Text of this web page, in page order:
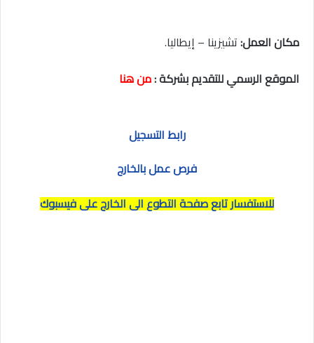
مكان العمل:تشيزينا – إيطاليا.
الموقع الرسمي للتقديم بشركة :من هنا
رابط التسجيل
فرص عمل بالخارج
للاستفسار تابع صفحة التطوع الى الخارج على فيسبوك